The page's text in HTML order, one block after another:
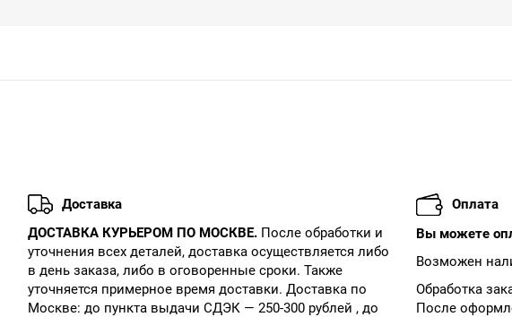
Доставка
ДОСТАВКА КУРЬЕРОМ ПО МОСКВЕ.После обработки и
уточнения всех деталей, доставка осуществляется либо
в день заказа, либо в оговоренные сроки. Также
уточняется примерное время доставки. Доставка по
Москве: до пункта выдачи СДЭК — 250-300 рублей , до
Оплата
Вы можете
Возможен
Обработка
После